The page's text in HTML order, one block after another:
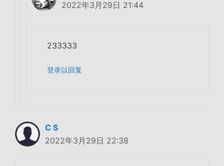
2022年3月29日 21:44
233333
登录以回复
C S
2022年3月29日 22:38